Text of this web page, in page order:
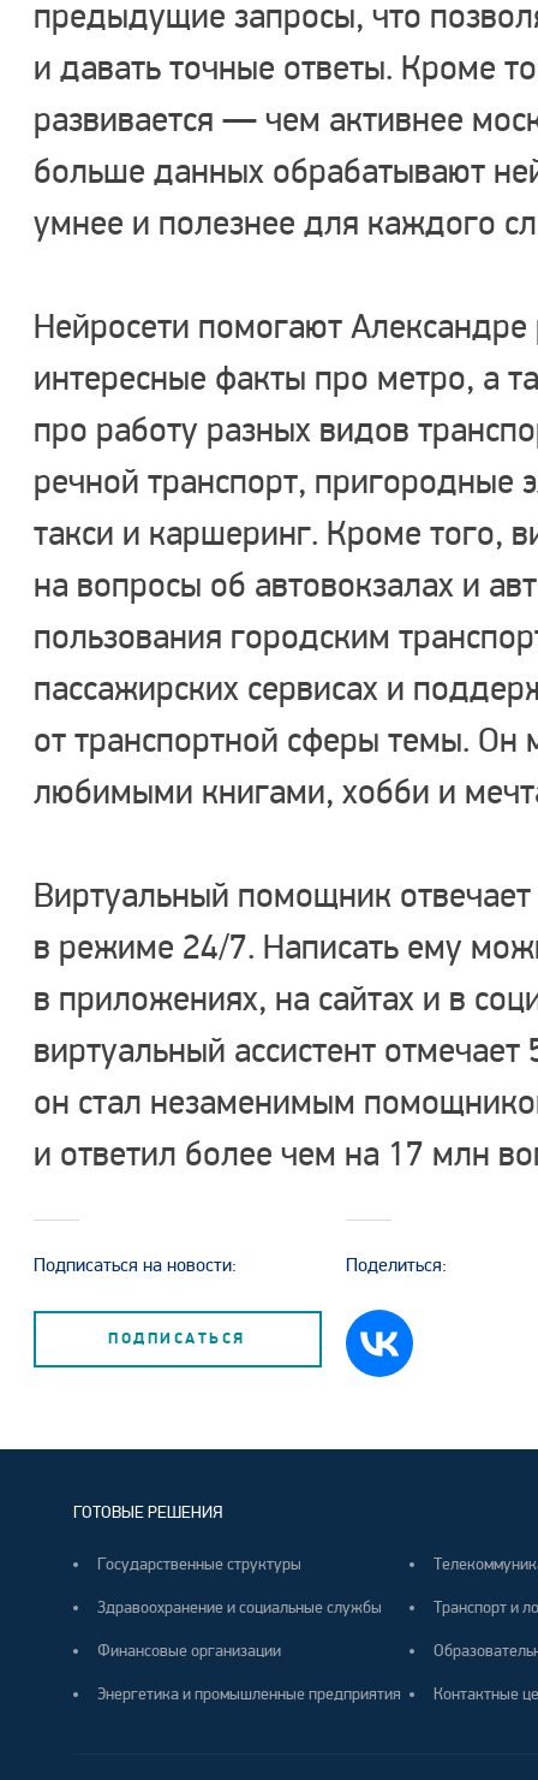
предыдущие запросы, что
и давать точные ответы. Кроме
развивается — чем активнее
больше данных обрабатывают
умнее и полезнее для каждого
Нейросети помогают Александре
интересные факты про метро, а
про работу разных видов
речной транспорт, пригородные
такси и каршеринг. Кроме того,
на вопросы об автовокзалах и
пользования городским
пассажирских сервисах и
от транспортной сферы темы. Он
любимыми книгами, хобби и
Виртуальный помощник
в режиме 24/7. Написать ему
в приложениях, на сайтах и в
виртуальный ассистент
он стал незаменимым
и ответил более чем на 17 млн
Подписаться на новости:
ПОДПИСАТЬСЯ
Поделиться:
ГОТОВЫЕ РЕШЕНИЯ
Государственные структуры
Здравоохранение и социальные службы
Финансовые организации
Энергетика и промышленные предприятия
Транспорт и
Контактные